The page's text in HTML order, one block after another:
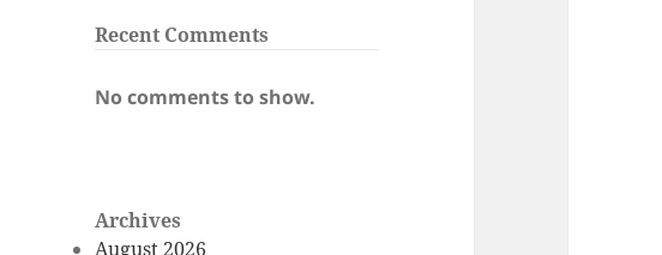
Recent Comments
No comments to show.
Archives
August 2026